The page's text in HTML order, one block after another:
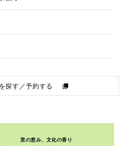
探す／予約する
里の恵み、文化の香り